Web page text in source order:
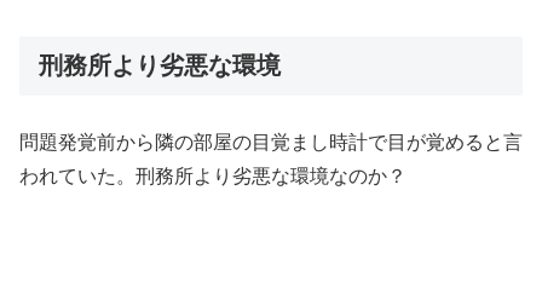
刑務所より劣悪な環境
問題発覚前から隣の部屋の目覚まし時計で目が覚めると言
われていた。刑務所より劣悪な環境なのか？